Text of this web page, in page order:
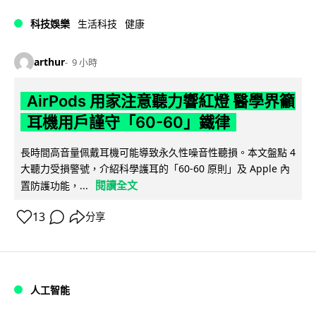
科技娛樂 生活科技 健康
arthur 9 小時
AirPods 用家注意聽力響紅燈 醫學界籲
耳機用戶謹守「60-60」鐵律
長時間高音量佩戴耳機可能導致永久性噪音性聽損。本文盤點 4
大聽力受損警號，介紹科學護耳的「60-60 原則」及 Apple 內
置防護功能，...
閱讀全文
13 分享
人工智能